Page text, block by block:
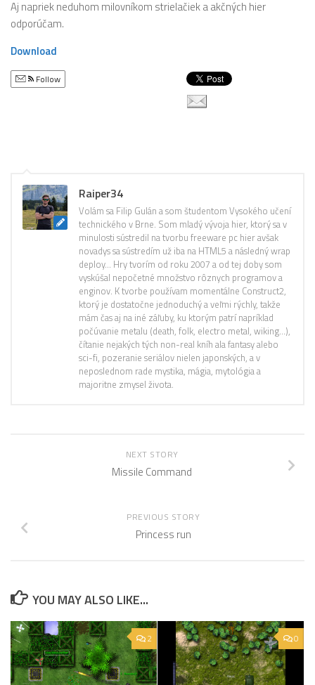
Aj napriek neduhom milovníkom strielačiek a akčných hier
odporúčam.
Download
Follow
Raiper34
Volám sa Filip Gulán a som študentom Vysokého učení
technického v Brne. Som mladý vývoja hier, ktorý sa v
minulosti sústredil na tvorbu freeware pc hier avšak
novadys sa sústredím už iba na HTML5 a následný wrap
deploy… Hry tvorím od roku 2007 a od tej doby som
vyskúšal nepočetné množstvo rôznych programov a
enginov. K tvorbe používam momentálne Construct2,
ktorý je dostatočne jednoduchý a veľmi rýchly, takže
mám čas aj na iné záľuby, ku ktorým patrí napríklad
počúvanie metalu (death, folk, electro metal, wiking…),
čítanie nejakých tých non-real kníh ala fantasy alebo
sci-fi, pozeranie seriálov nielen japonských, a v
neposlednom rade mystika, mágia, mytológia a
majoritne zmysel života.
NEXT STORY
Missile Command
PREVIOUS STORY
Princess run
YOU MAY ALSO LIKE...
2 0